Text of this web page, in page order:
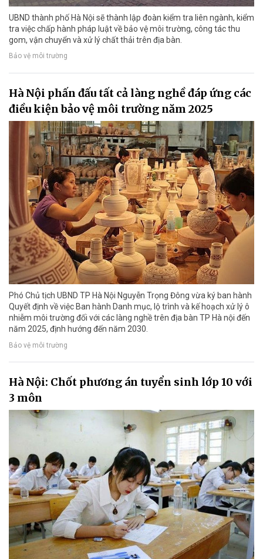
UBND thành phố Hà Nội sẽ thành lập đoàn kiểm tra liên ngành, kiểm
tra việc chấp hành pháp luật về bảo vệ môi trường, công tác thu
gom, vận chuyển và xử lý chất thải trên địa bàn.
Bảo vệ môi trường
Hà Nội phấn đấu tất cả làng nghề đáp ứng các
điều kiện bảo vệ môi trường năm 2025
Phó Chủ tịch UBND TP Hà Nội Nguyễn Trọng Đông vừa ký ban hành
Quyết định về việc Ban hành Danh mục, lộ trình và kế hoạch xử lý ô
nhiễm môi trường đối với các làng nghề trên địa bàn TP Hà nội đến
năm 2025, định hướng đến năm 2030.
Bảo vệ môi trường
Hà Nội: Chốt phương án tuyển sinh lớp 10 với
3 môn